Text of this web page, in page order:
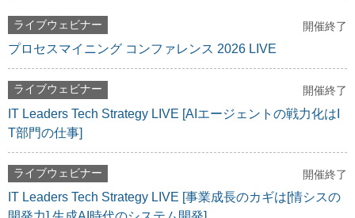
ライブウェビナー 開催終了
プロセスマイニング コンファレンス 2026 LIVE
ライブウェビナー 開催終了
IT Leaders Tech Strategy LIVE [AIエージェントの戦力化はI
T部門の仕事]
ライブウェビナー 開催終了
IT Leaders Tech Strategy LIVE [事業成長のカギは[情シスの